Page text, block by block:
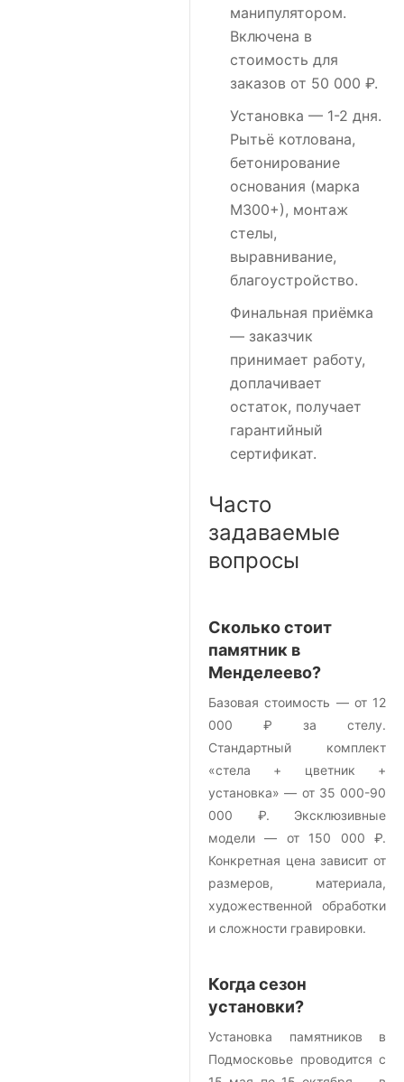
манипулятором.
Включена в
стоимость для
заказов от 50 000 ₽.
Установка — 1-2 дня.
Рытьё котлована,
бетонирование
основания (марка
М300+), монтаж
стелы,
выравнивание,
благоустройство.
Финальная приёмка
— заказчик
принимает работу,
доплачивает
остаток, получает
гарантийный
сертификат.
Часто
задаваемые
вопросы
Сколько стоит
памятник в
Менделеево?
Базовая стоимость — от 12
000 ₽ за стелу.
Стандартный комплект
«стела + цветник +
установка» — от 35 000-90
000 ₽. Эксклюзивные
модели — от 150 000 ₽.
Конкретная цена зависит от
размеров, материала,
художественной обработки
и сложности гравировки.
Когда сезон
установки?
Установка памятников в
Подмосковье проводится с